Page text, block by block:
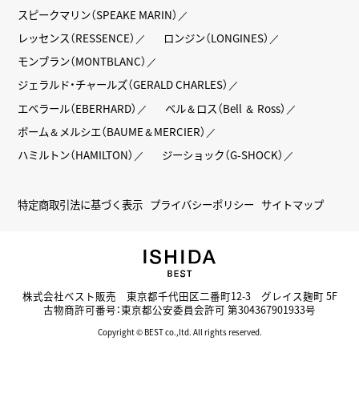
スピークマリン（SPEAKE MARIN）
レッセンス（RESSENCE）
ロンジン（LONGINES）
モンブラン（MONTBLANC）
ジェラルド・チャールズ（GERALD CHARLES）
エベラール（EBERHARD）
ベル＆ロス（Bell ＆ Ross）
ボーム＆メルシエ（BAUME＆MERCIER）
ハミルトン（HAMILTON）
ジーショック（G-SHOCK）
特定商取引法に基づく表示 プライバシーポリシー サイトマップ
株式会社ベスト販売 東京都千代田区二番町12-3 グレイス麹町 5F
古物商許可番号：東京都公安委員会許可 第304367901933号
Copyright © BEST co.,ltd. All rights reserved.